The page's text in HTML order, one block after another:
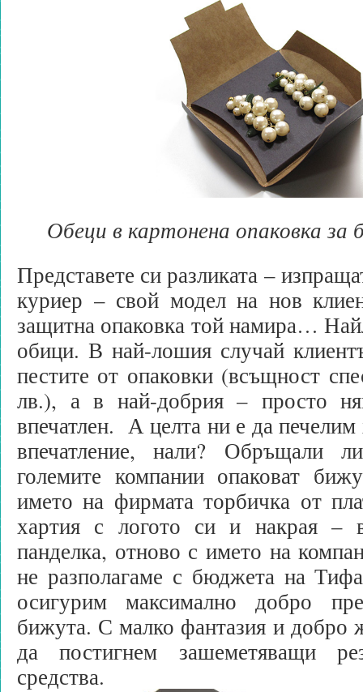
Обеци в картонена опаковка
Представете си разликата –
куриер – свой модел на нов
защитна опаковка той намира…
обици. В най-лошия случай
пестите от опаковки (всъщност
лв.), а в най-добрия – просто
впечатлен. А целта ни е да
впечатление, нали? Обръщали
големите компании опаковат
името на фирмата торбичка от
хартия с логото си и накрая –
панделка, отново с името на
не разполагаме с бюджета на
осигурим максимално добро
бижута. С малко фантазия и добро
да постигнем зашеметяващи
средства.